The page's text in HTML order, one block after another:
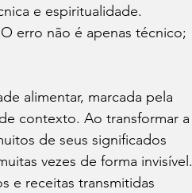
e espiritualidade.
erro não é apenas técnico;
alimentar, marcada pela
contexto. Ao transformar a
de seus significados
vezes de forma invisível.
e receitas transmitidas